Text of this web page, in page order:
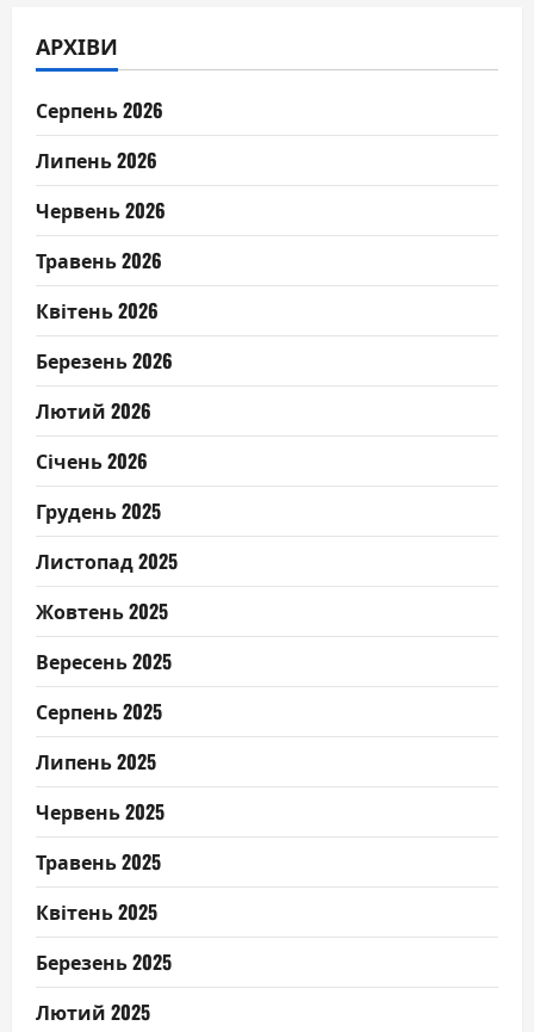
АРХІВИ
Серпень 2026
Липень 2026
Червень 2026
Травень 2026
Квітень 2026
Березень 2026
Лютий 2026
Січень 2026
Грудень 2025
Листопад 2025
Жовтень 2025
Вересень 2025
Серпень 2025
Липень 2025
Червень 2025
Травень 2025
Квітень 2025
Березень 2025
Лютий 2025